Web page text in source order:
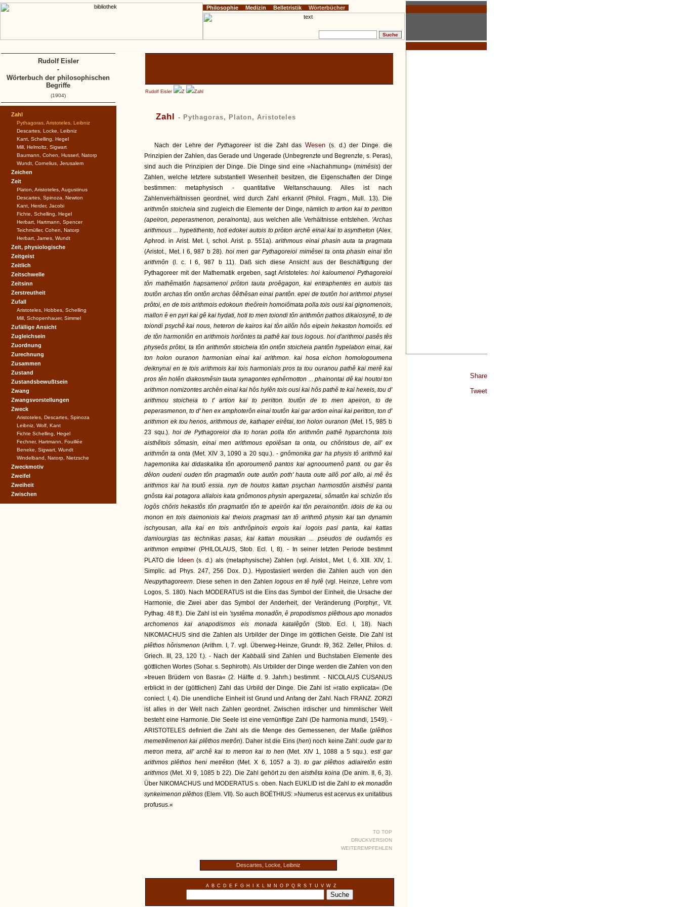
Share
Tweet
Rudolf Eisler Z Zahl
Zahl - Pythagoras, Platon, Aristoteles
Nach der Lehre derPythagoreer ist die Zahl dasWesen (s. d.) der Dinge. die
Prinzipien der Zahlen, das Gerade und Ungerade (Unbegrenzte und Begrenzte, s. Peras),
sind auch die Prinzipien der Dinge. Die Dinge sind eine »Nachahmung« (mimêsis) der
Zahlen, welche letztere substantiell Wesenheit besitzen, die Eigenschaften der Dinge
bestimmen: metaphysisch - quantitative Weltanschauung. Alles ist nach
Zahlenverhältnissen geordnet, wird durch Zahl erkannt (Philol. Fragm., Mull. 13). Die
arithmôn stoicheia sind zugleich die Elemente der Dinge, nämlich to artion kai to peritton
(apeiron, peperasmenon, perainonta), aus welchen alle Verhältnisse entstehen. 'Archas
arithmous ... hypetithento, hoti edokei autois to prôton archê einai kai to asyntheton (Alex.
Aphrod. in Arist. Met. I, schol. Arist. p. 551a).arithmous einai phasin auta ta pragmata
(Aristot., Met. I 6, 987 b 28). hoi men gar Pythagoreioi mimêsei ta onta phasin einai tôn
arithmôn (l. c. I 6, 987 b 11). Daß sich diese Ansicht aus der Beschäftigung der
Pythagoreer mit der Mathematik ergeben, sagt Aristoteles: hoi kaloumenoi Pythagoreioi
tôn mathêmatôn hapsamenoi prôton tauta proêgagon, kai entraphentes en autois tas
toutôn archas tôn ontôn archas ôêthêsan einai pantôn. epei detoutôn hoi arithmoi physei
prôtoi, en de tois arithmois edokoun theôrein homoiômata polla tois ousi kai gignomenois,
mallon ê en pyri kai gê kai hydati, hoti to men toiondi tôn arithmôn pathos dikaiosynê, to de
toiondi psychê kai nous, heteron de kairos kai tôn allôn hôs eipein hekaston homoiôs. eti
de tôn harmoniôn en arithmois horôntes ta pathê kai tous logous. hoi d'arithmoi pasês tês
physeôs prôtoi, ta tôn arithmôn stoicheia tôn ontôn stoicheia pantôn hypelabon einai, kai
ton holon ouranon harmonian einai kai arithmon. kai hosa eichon homologoumena
deiknynai en te tois arithmois kai tois harmoniais pros ta tou ouranou pathê kai merê kai
pros tên holên diakosmêsin tauta synagontes ephêrmotton ... phainontai dê kai houtoi ton
arithmon nomizontes archên einai kai hôs hylên tois ousi kai hôs pathê te kai hexeis, tou d'
arithmou stoicheia to t' artion kai to peritton. toutôn de to men apeiron, to de
peperasmenon, to d' hen ex amphoterôn einai toutôn kai gar artion einai kai peritton, ton d'
arithmon ek tou henos, arithmous de, kathaper eirêtai, ton holon ouranon (Met. I 5, 985 b
23 squ.). hoi de Pythagoreioi dia to horan polla tôn arithmôn pathê hyparchonta tois
aisthêtois sômasin, einai men arithmous epoiêsan ta onta, ou chôristous de, all' ex
arithmôn ta onta(Met. XIV 3, 1090 a 20 squ.). - gnômonika gar ha physis tô arithmô kai
hagemonika kai didaskalika tôn aporoumenô pantos kai agnooumenô panti. ou gar ês
dêlon oudeni ouden tôn pragmatôn oute autôn poth' hauta oute allô pot' allo, ai mê ês
arithmos kai ha toutô essia. nyn de houtos kattan psychan harmosdôn aisthêsi panta
gnôsta kai potagora allalois kata gnômonos physin apergazetai, sômatôn kai schizôn tôs
logôs chôris hekastôs tôn pragmatôn tôn te apeirôn kai tôn perainontôn. idois de ka ou
monon en tois daimoniois kai theiois pragmasi tan tô arithmô physin kai tan dynamin
ischyousan, alla kai en tois anthrôpinois ergois kai logois pasi panta, kai kattas
damiourgias tas technikas pasas, kai kattan mousikan ... pseudos de oudamôs es
arithmon empitnei (PHILOLAUS, Stob. Ecl. I, 8). - In seiner letzten Periode bestimmt
PLATO die
Ideen(s. d.) als (metaphysische) Zahlen (vgl. Aristot., Met. I, 6. XIII. XIV, 1.
Simplic. ad Phys. 247, 256 Dox. D.). Hypostasiert werden die Zahlen auch von den
Neupythagoreern. Diese sehen in den Zahlen logous en tê hylê (vgl. Heinze, Lehre vom
Logos, S. 180). Nach MODERATUS ist die Eins das Symbol der Einheit, die Ursache der
Harmonie, die Zwei aber das Symbol der Anderheit, der Veränderung (Porphyr., Vit.
Pythag. 48 ff.). Die Zahl ist ein 'systêma monadôn, ê propodismos plêthous apo monados
archomenos kai anapodismos eis monada katalêgôn(Stob. Ecl. I, 18). Nach
NIKOMACHUS sind die Zahlen als Urbilder der Dinge im göttlichen Geiste. Die Zahl ist
plêthos hôrismenon(Arithm. I, 7. vgl. Überweg-Heinze, Grundr. I9, 362. Zeller, Philos. d.
Griech. III, 23, 120 f.). - Nach derKabbalâsind Zahlen und Buchstaben Elemente des
göttlichen Wortes (Sohar. s. Sephiroth). Als Urbilder der Dinge werden die Zahlen von den
»treuen Brüdern von Basra« (2. Hälfte d. 9. Jahrh.) bestimmt. - NICOLAUS CUSANUS
erblickt in der (göttlichen) Zahl das Urbild der Dinge. Die Zahl ist »ratio explicata« (De
coniect. I, 4). Die unendliche Einheit ist Grund und Anfang der Zahl. Nach FRANZ. ZORZI
ist alles in der Welt nach Zahlen geordnet. Zwischen irdischer und himmlischer Welt
besteht eine Harmonie. Die Seele ist eine vernünftige Zahl (De harmonia mundi, 1549). -
ARISTOTELES definiert die Zahl als die Menge des Gemessenen, der Maße (plêthos
memetrêmenon kai plêthos metrôn). Daher ist die Eins (hen) noch keine Zahl:oude gar to
metron metra, all' archê kai to metron kai to hen(Met. XIV 1, 1088 a 5 squ.). esti gar
arithmos plêthos heni metrêton(Met. X 6, 1057 a 3). to gar plêthos adiairetôn estin
arithmos (Met. XI 9, 1085 b 22). Die Zahl gehört zu denaisthêta koina(De anim. II, 6, 3).
Über NIKOMACHUS und MODERATUS s. oben. Nach EUKLID ist die Zahlto ek monadôn
synkeimenon plêthos (Elem. VII). So auch BOËTHIUS: »Numerus est acervus ex unitatibus
profusus.«
TO TOP
DRUCKVERSION
WEITEREMPFEHLEN
Descartes, Locke, Leibniz
A B C D E F G H K L M N O P Q R S T U V W Z
Zahl
Pythagoras, Aristoteles, Leibniz
Descartes, Locke, Leibniz
Kant, Schelling, Hegel
Mill, Helmoltz, Sigwart
Baumann, Cohen, Husserl, Natorp
Wundt, Cornelius, Jerusalem
Zeichen
Zeit
Platon, Aristoteles, Augustinus
Descartes, Spinoza, Newton
Kant, Herder, Jacobi
Fichte, Schelling, Hegel
Herbart, Hartmann, Spencer
Teichmüller, Cohen, Natorp
Herbart, James, Wundt
Zeit, physiologische
Zeitgeist
Zeitlich
Zeitschwelle
Zeitsinn
Zerstreutheit
Zufall
Aristoteles, Hobbes, Schelling
Mill, Schopenhauer, Simmel
Zufällige Ansicht
Zugleichsein
Zuordnung
Zurechnung
Zusammen
Zustand
Zustandsbewußtsein
Zwang
Zwangsvorstellungen
Zweck
Aristoteles, Descartes, Spinoza
Leibniz, Wolf, Kant
Fichte Schelling, Hegel
Fechner, Hartmann, Fouillée
Beneke, Sigwart, Wundt
Windelband, Natorp, Nietzsche
Zweckmotiv
Zweifel
Zweiheit
Zwischen
Philosophie Medizin Belletristik Wörterbücher
Rudolf Eisler
-
Wörterbuch der philosophischen
Begriffe
(1904)